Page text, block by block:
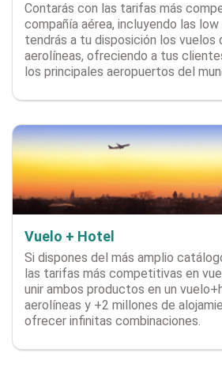
Contarás con las tarifas más
compañía aérea, incluyendo las
tendrás a tu disposición los vuelos
aerolíneas, ofreciendo a tus
los principales aeropuertos del
Vuelo + Hotel
Si dispones del más amplio
las tarifas más competitivas en
unir ambos productos en un
aerolíneas y +2 millones de
ofrecer infinitas combinaciones.